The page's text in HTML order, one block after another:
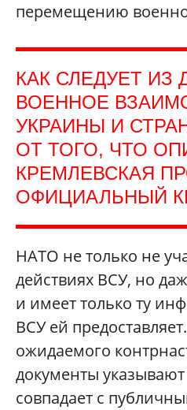
перемещению
КАК СЛЕДУЕТ ИЗ
ВОЕННОЕ
УКРАИНЫ И
ОТ ТОГО, ЧТО
КРЕМЛЕВСКАЯ
ОФИЦИАЛЬНЫЙ
НАТО не только не
действиях ВСУ, но
и имеет только ту
ВСУ ей
ожидаемого
документы
совпадает с